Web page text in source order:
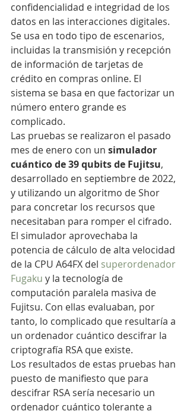
confidencialidad e integridad de los
datos en las interacciones digitales.
Se usa en todo tipo de escenarios,
incluidas la transmisión y recepción
de información de tarjetas de
crédito en compras online. El
sistema se basa en que factorizar un
número entero grande es
complicado.
Las pruebas se realizaron el pasado
mes de enero con un simulador
cuántico de 39 qubits de Fujitsu,
desarrollado en septiembre de 2022,
y utilizando un algoritmo de Shor
para concretar los recursos que
necesitaban para romper el cifrado.
El simulador aprovechaba la
potencia de cálculo de alta velocidad
de la CPU A64FX del superordenador
Fugaku y la tecnología de
computación paralela masiva de
Fujitsu. Con ellas evaluaban, por
tanto, lo complicado que resultaría a
un ordenador cuántico descifrar la
criptografía RSA que existe.
Los resultados de estas pruebas han
puesto de manifiesto que para
descifrar RSA sería necesario un
ordenador cuántico tolerante a